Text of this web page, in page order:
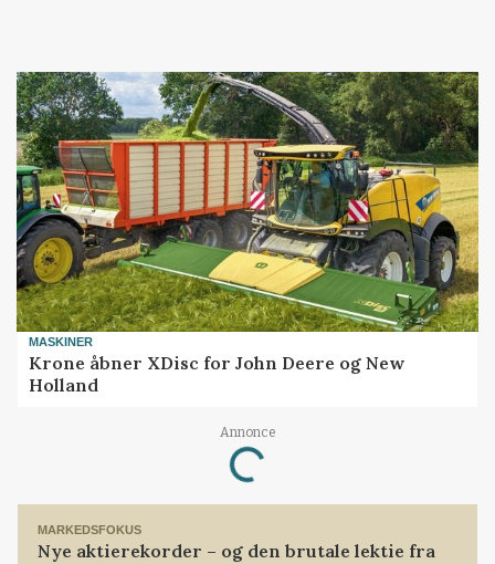
MASKINER
Krone åbner XDisc for John Deere og New
Holland
Annonce
Loading...
MARKEDSFOKUS
Nye aktierekorder – og den brutale lektie fra